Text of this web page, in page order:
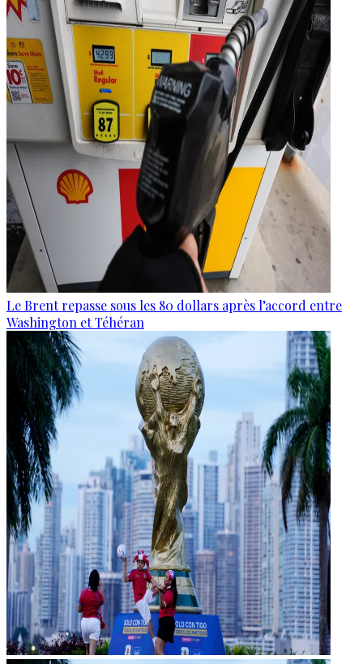
Le Brent repasse sous les 80 dollars après l’accord entre
Washington et Téhéran